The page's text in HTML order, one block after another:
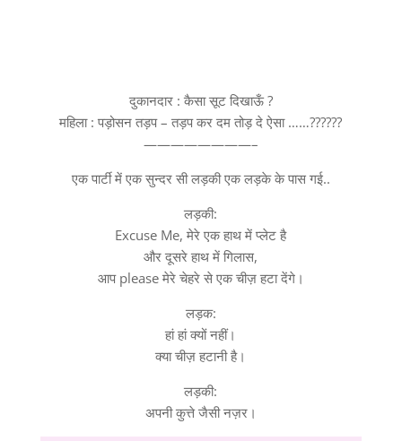
दुकानदार : कैसा सूट दिखाऊँ ?
महिला : पड़ोसन तड़प – तड़प कर दम तोड़ दे ऐसा ……??????
————————–
एक पार्टी में एक सुन्दर सी लड़की एक लड़के के पास गई..
लड़की:
Excuse Me, मेरे एक हाथ में प्लेट है
और दूसरे हाथ में गिलास,
आप please मेरे चेहरे से एक चीज़ हटा देंगे।
लड़क:
हां हां क्यों नहीं।
क्या चीज़ हटानी है।
लड़की:
अपनी कुत्ते जैसी नज़र।